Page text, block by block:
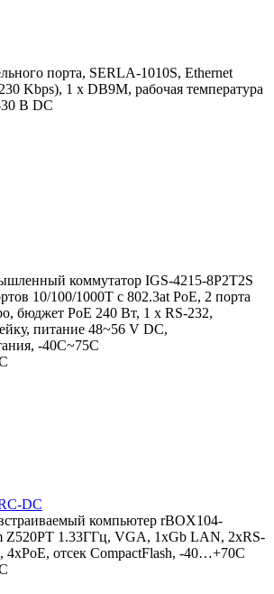
порта, SERLA-1010S, Ethernet
Kbps), 1 x DB9M, рабочая температура
В DC
коммутатор IGS-4215-8P2T2S
10/100/1000T с 802.3at PoE, 2 порта
бюджет PoE 240 Вт, 1 x RS-232,
питание 48~56 V DC,
-40С~75C
DC
компьютер rBOX104-
Z520PT 1.33ГГц, VGA, 1xGb LAN, 2xRS-
4xPoE, отсек CompactFlash, -40…+70C